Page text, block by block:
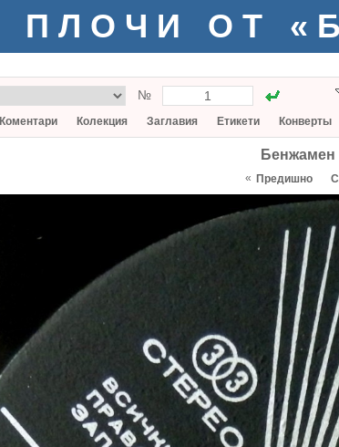
ПЛОЧИ ОТ
№
Коментари Колекция Заглавия Етикети Конверты
« Предишно